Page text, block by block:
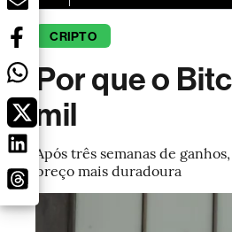
CRIPTO
Por que o
mil
Após três semanas de
preço mais duradoura